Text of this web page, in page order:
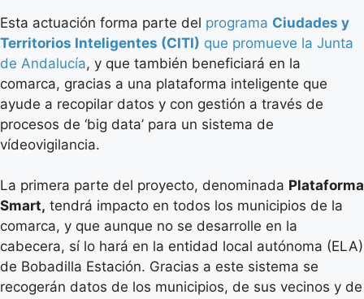
Esta actuación forma parte del programa Ciudades y
Territorios Inteligentes (CITI) que promueve la Junta
de Andalucía, y que también beneficiará en la
comarca, gracias a una plataforma inteligente que
ayude a recopilar datos y con gestión a través de
procesos de ‘big data’ para un sistema de
vídeovigilancia.
La primera parte del proyecto, denominada Plataforma
Smart, tendrá impacto en todos los municipios de la
comarca, y que aunque no se desarrolle en la
cabecera, sí lo hará en la entidad local autónoma (ELA)
de Bobadilla Estación. Gracias a este sistema se
recogerán datos de los municipios, de sus vecinos y de